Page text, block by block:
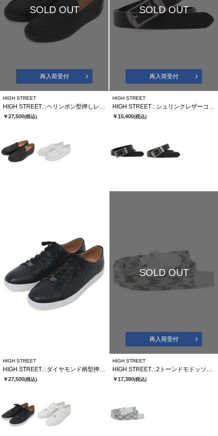
SOLD OUT
再入荷受付
HIGH STREET
HIGH STREET∴ヘリンボン型押しレザーローファースニーカー
￥27,500(税込)
SOLD OUT
再入荷受付
HIGH STREET
HIGH STREET∴シュリンクレザーコンフォートベルト
￥15,400(税込)
HIGH STREET
HIGH STREET∴ダイヤモンド柄型押しドレススニーカー
￥27,500(税込)
SOLD OUT
再入荷受付
HIGH STREET
HIGH STREET∴2トーンドモドッソラゴムメッシュベルト
￥17,380(税込)